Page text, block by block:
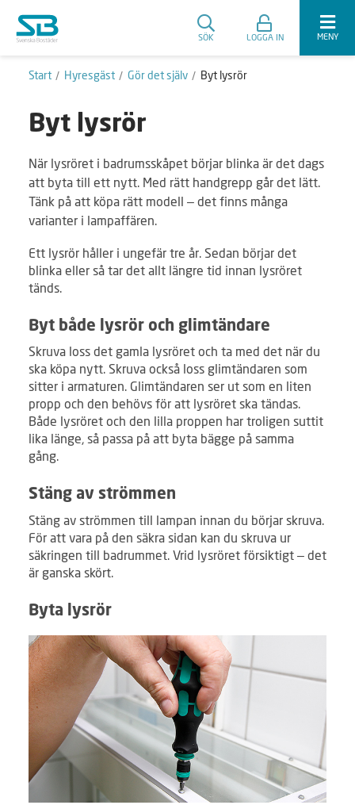
SÖK LOGGA IN MENY
Start Hyresgäst Gör det själv Byt lysrör
Byt lysrör
När lysröret i badrumsskåpet börjar blinka är det dags
att byta till ett nytt. Med rätt handgrepp går det lätt.
Tänk på att köpa rätt modell – det finns många
varianter i lampaffären.
Ett lysrör håller i ungefär tre år. Sedan börjar det
blinka eller så tar det allt längre tid innan lysröret
tänds.
Byt både lysrör och glimtändare
Skruva loss det gamla lysröret och ta med det när du
ska köpa nytt. Skruva också loss glimtändaren som
sitter i armaturen. Glimtändaren ser ut som en liten
propp och den behövs för att lysröret ska tändas.
Både lysröret och den lilla proppen har troligen suttit
lika länge, så passa på att byta bägge på samma
gång.
Stäng av strömmen
Stäng av strömmen till lampan innan du börjar skruva.
För att vara på den säkra sidan kan du skruva ur
säkringen till badrummet. Vrid lysröret försiktigt – det
är ganska skört.
Byta lysrör